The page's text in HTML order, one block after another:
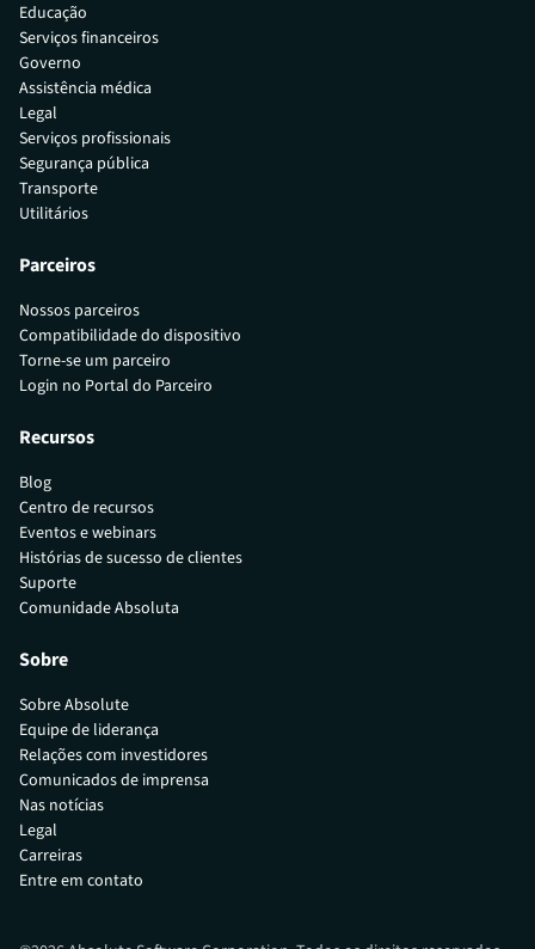
Educação
Serviços financeiros
Governo
Assistência médica
Legal
Serviços profissionais
Segurança pública
Transporte
Utilitários
Parceiros
Nossos parceiros
Compatibilidade do dispositivo
Torne-se um parceiro
Login no Portal do Parceiro
Recursos
Blog
Centro de recursos
Eventos e webinars
Histórias de sucesso de clientes
Suporte
Comunidade Absoluta
Sobre
Sobre Absolute
Equipe de liderança
Relações com investidores
Comunicados de imprensa
Nas notícias
Legal
Carreiras
Entre em contato